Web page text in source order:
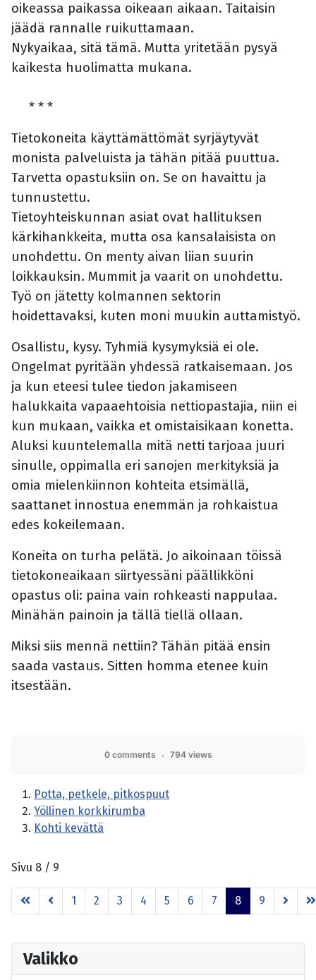
oikeassa paikassa oikeaan aikaan. Taitaisin
jäädä rannalle ruikuttamaan.
Nykyaikaa, sitä tämä. Mutta yritetään pysyä
kaikesta huolimatta mukana.
* * *
Tietokoneita käyttämättömät syrjäytyvät
monista palveluista ja tähän pitää puuttua.
Tarvetta opastuksiin on. Se on havaittu ja
tunnustettu.
Tietoyhteiskunnan asiat ovat hallituksen
kärkihankkeita, mutta osa kansalaisista on
unohdettu. On menty aivan liian suurin
loikkauksin. Mummit ja vaarit on unohdettu.
Työ on jätetty kolmannen sektorin
hoidettavaksi, kuten moni muukin auttamistyö.
Osallistu, kysy. Tyhmiä kysymyksiä ei ole.
Ongelmat pyritään yhdessä ratkaisemaan. Jos
ja kun eteesi tulee tiedon jakamiseen
halukkaita vapaaehtoisia nettiopastajia, niin ei
kun mukaan, vaikka et omistaisikaan konetta.
Aluksi kuuntelemalla mitä netti tarjoaa juuri
sinulle, oppimalla eri sanojen merkityksiä ja
omia mielenkiinnon kohteita etsimällä,
saattanet innostua enemmän ja rohkaistua
edes kokeilemaan.
Koneita on turha pelätä. Jo aikoinaan töissä
tietokoneaikaan siirtyessäni päällikköni
opastus oli: paina vain rohkeasti nappulaa.
Minähän painoin ja tällä tiellä ollaan.
Miksi siis mennä nettiin? Tähän pitää ensin
saada vastaus. Sitten homma etenee kuin
itsestään.
0 comments 794 views
Potta, petkele, pitkospuut
Yöllinen korkkirumba
Kohti kevättä
Sivu 8 / 9
1 2 3 4 5 6 7 8 9
Valikko